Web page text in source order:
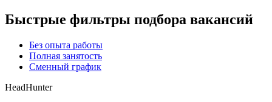
Быстрые фильтры подбора вакансий
Без опыта работы
Полная занятость
Сменный график
HeadHunter